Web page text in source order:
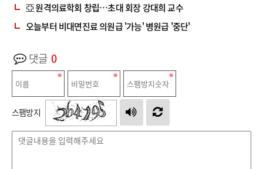
亞 원격의료학회 창립…초대 회장 강대희 교수
오늘부터 비대면진료 의원급 '가능' 병원급 '중단'
댓글 0
스팸방지